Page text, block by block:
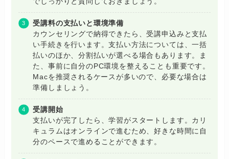
受講料の支払いと環境準備
カウンセリングで納得できたら、受講申込みと支払
い手続きを行います。支払い方法については、一括
払いのほか、分割払いが選べる場合もあります。ま
た、事前に自分のPC環境を整えることも重要です。
Macを推奨されるケースが多いので、必要な場合は
準備しましょう。
受講開始
支払いが完了したら、学習がスタートします。カリ
キュラムはオンラインで進むため、好きな時間に自
分のペースで進めることができます。